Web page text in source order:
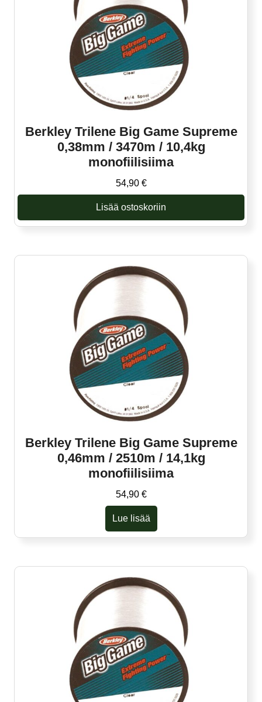
Berkley Trilene Big Game Supreme
0,38mm / 3470m / 10,4kg
monofiilisiima
54,90 €
Lisää ostoskoriin
Berkley Trilene Big Game Supreme
0,46mm / 2510m / 14,1kg
monofiilisiima
54,90 €
Lue lisää